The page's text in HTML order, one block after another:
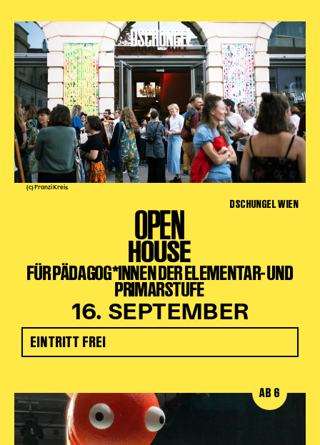
(c) Franzi Kreis
DSCHUNGEL WIEN
OPEN
HOUSE
FÜR PÄDAGOG*INNEN DER ELEMENTAR- UND
PRIMARSTUFE
16. SEPTEMBER
EINTRITT FREI
AB 6